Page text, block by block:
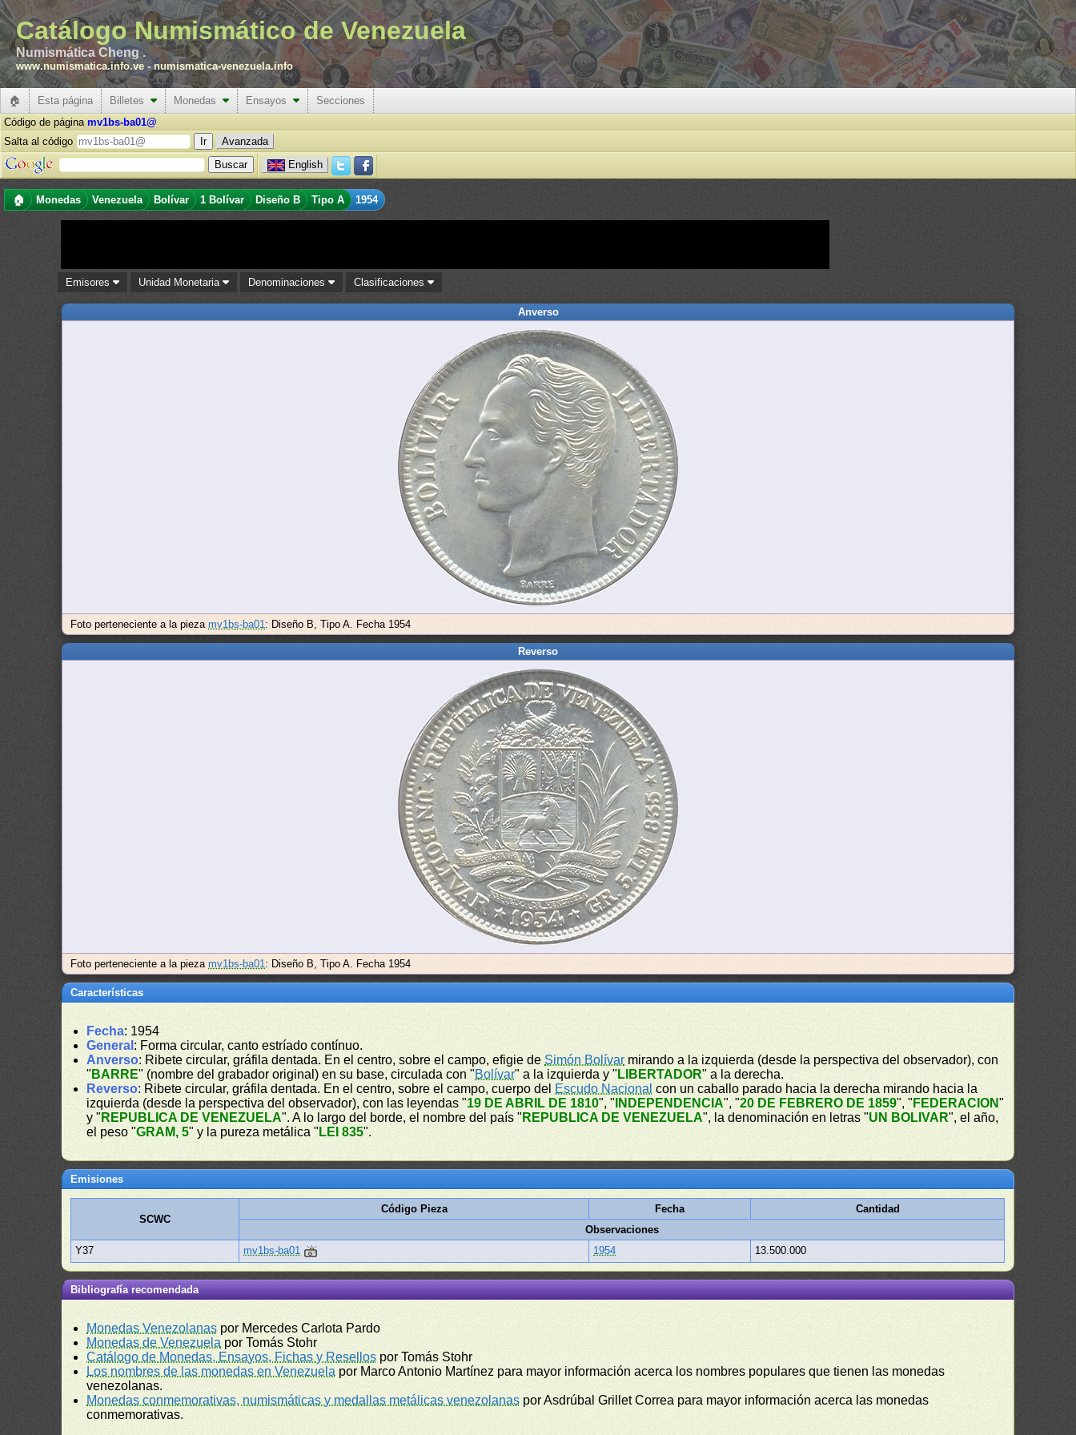
Catálogo Numismático de Venezuela
Numismática Cheng .
www.numismatica.info.ve -numismatica-venezuela.info
🏠 Esta página Billetes Monedas Ensayos
Secciones
Código de página mv1bs-ba01@
Salta al código
Avanzada
English
🏠 Monedas Venezuela Bolívar 1 Bolívar Diseño B Tipo A 1954
Emisores Unidad Monetaria Denominaciones Clasificaciones
Anverso
Foto perteneciente a la piezamv1bs-ba01: Diseño B, Tipo A. Fecha 1954
Reverso
Foto perteneciente a la piezamv1bs-ba01: Diseño B, Tipo A. Fecha 1954
Características
Fecha: 1954
General : Forma circular, canto estríado contínuo.
Anverso: Ribete circular, gráfila dentada. En el centro, sobre el campo, efigie de Simón Bolívar mirando a la izquierda (desde la perspectiva del observador), con
" BARRE" (nombre del grabador original) en su base, circulada con "Bolívar" a la izquierda y " LIBERTADOR" a la derecha.
Reverso: Ribete circular, gráfila dentada. En el centro, sobre el campo, cuerpo del Escudo Nacional con un caballo parado hacia la derecha mirando hacia la
izquierda (desde la perspectiva del observador), con las leyendas "19 DE ABRIL DE 1810", " INDEPENDENCIA", "20 DE FEBRERO DE 1859", " FEDERACION"
y " REPUBLICA DE VENEZUELA". A lo largo del borde, el nombre del país " REPUBLICA DE VENEZUELA", la denominación en letras "UN BOLIVAR", el año,
el peso "GRAM, 5" y la pureza metálica " LEI 835".
Emisiones
SCWC
Código Pieza Fecha
Cantidad
Observaciones
Y37
mv1bs-ba01 1954 13.500.000
Bibliografía recomendada
Monedas Venezolanas por Mercedes Carlota Pardo
Monedas de Venezuela por Tomás Stohr
Catálogo de Monedas, Ensayos, Fichas y Resellos por Tomás Stohr
Los nombres de las monedas en Venezuela por Marco Antonio Martínez para mayor información acerca los nombres populares que tienen las monedas
venezolanas.
Monedas conmemorativas, numismáticas y medallas metálicas venezolanas por Asdrúbal Grillet Correa para mayor información acerca las monedas
conmemorativas.